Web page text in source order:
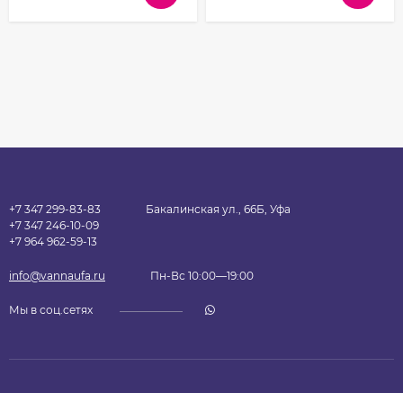
+7 347 299-83-83
+7 347 246-10-09
+7 964 962-59-13
Бакалинская ул., 66Б, Уфа
info@vannaufa.ru Пн-Вс 10:00—19:00
Мы в соц.сетях